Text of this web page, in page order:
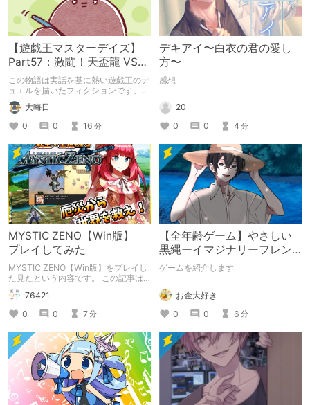
【遊戯王マスターデイズ】
Part57：激闘！天盃龍 VS
千年D【架空デュエル】
この物語は実話を基に熱い遊戯王のデ
ュエルを描いたフィクションです。
（自分用メモ：2025-05-14）
大晦日
0
0 16 分
デキアイ〜白衣の君の愛し
方〜
感想
20
0
0 4 分
MYSTIC ZENO【Win版】
プレイしてみた
MYSTIC ZENO【Win版】をプレイし
た見たという内容です。 この記事は
通常のクリエイターズ記事です。
76421
0
0 7分
【全年齢ゲーム】やさしい
黒縄ーイマジナリーフレン
ドの「彼」と過ごすおぼん
ゲームを紹介します
お金大好き
0
0 6 分